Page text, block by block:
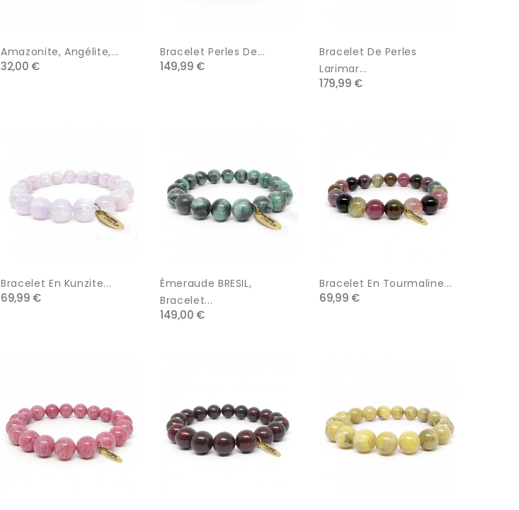
Amazonite, Angélite,...
32,00 €
Bracelet Perles De...
149,99 €
Bracelet De Perles
Larimar...
179,99 €
Bracelet En Kunzite...
69,99 €
Émeraude BRESIL,
Bracelet...
149,00 €
Bracelet En Tourmaline...
69,99 €